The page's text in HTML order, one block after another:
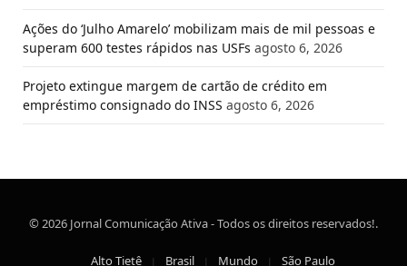
Ações do ‘Julho Amarelo’ mobilizam mais de mil pessoas e
superam 600 testes rápidos nas USFs agosto 6, 2026
Projeto extingue margem de cartão de crédito em
empréstimo consignado do INSS agosto 6, 2026
© 2026 Jornal Comunicação Ativa - Todos os direitos reservados!.
Alto Tietê Brasil Mundo São Paulo